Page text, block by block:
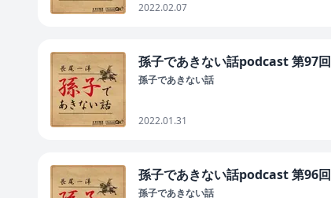
2022.02.07
孫子であきない話podcast 第97回
孫子であきない話
2022.01.31
孫子であきない話podcast 第96回
孫子であきない話